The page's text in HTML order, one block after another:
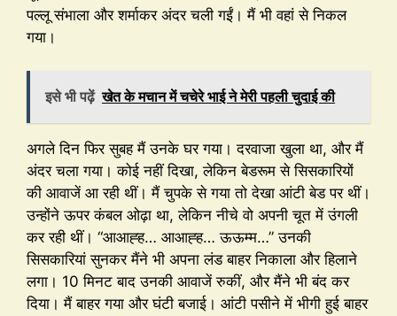
पल्लू संभाला और शर्माकर अंदर चली गईं। मैं भी वहां से निकल
गया।
इसे भी पढ़ें खेत के मचान में चचेरे भाई ने मेरी पहली चुदाई की
अगले दिन फिर सुबह मैं उनके घर गया। दरवाजा खुला था, और मैं
अंदर चला गया। कोई नहीं दिखा, लेकिन बेडरूम से सिसकारियों
की आवाजें आ रही थीं। मैं चुपके से गया तो देखा आंटी बेड पर थीं।
उन्होंने ऊपर कंबल ओढ़ा था, लेकिन नीचे वो अपनी चूत में उंगली
कर रही थीं। “आआह्ह… आआह्ह… ऊऊम्म…” उनकी
सिसकारियां सुनकर मैंने भी अपना लंड बाहर निकाला और हिलाने
लगा। 10 मिनट बाद उनकी आवाजें रुकीं, और मैंने भी बंद कर
दिया। मैं बाहर गया और घंटी बजाई। आंटी पसीने में भीगी हुई बाहर